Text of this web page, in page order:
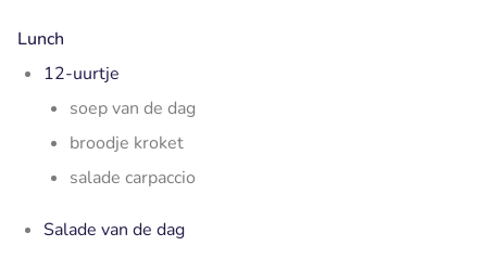
Lunch
12-uurtje
soep van de dag
broodje kroket
salade carpaccio
Salade van de dag